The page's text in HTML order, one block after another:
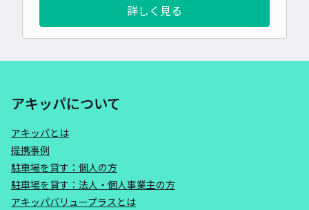
詳しく見る
アキッパについて
アキッパとは
提携事例
駐車場を貸す：個人の方
駐車場を貸す：法人・個人事業主の方
アキッパバリュープラスとは